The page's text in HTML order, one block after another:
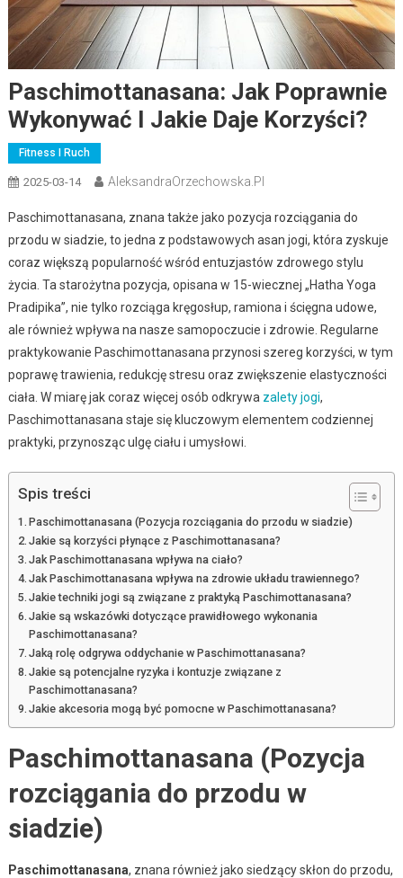
Paschimottanasana: Jak Poprawnie
Wykonywać I Jakie Daje Korzyści?
Fitness I Ruch
2025-03-14 AleksandraOrzechowska.pl
Paschimottanasana, znana także jako pozycja rozciągania do
przodu w siadzie, to jedna z podstawowych asan jogi, która zyskuje
coraz większą popularność wśród entuzjastów zdrowego stylu
życia. Ta starożytna pozycja, opisana w 15-wiecznej „Hatha Yoga
Pradipika”, nie tylko rozciąga kręgosłup, ramiona i ścięgna udowe,
ale również wpływa na nasze samopoczucie i zdrowie. Regularne
praktykowanie Paschimottanasana przynosi szereg korzyści, w tym
poprawę trawienia, redukcję stresu oraz zwiększenie elastyczności
ciała. W miarę jak coraz więcej osób odkrywa zalety jogi,
Paschimottanasana staje się kluczowym elementem codziennej
praktyki, przynosząc ulgę ciału i umysłowi.
Spis treści
Paschimottanasana (Pozycja rozciągania do przodu w siadzie)
Jakie są korzyści płynące z Paschimottanasana?
Jak Paschimottanasana wpływa na ciało?
Jak Paschimottanasana wpływa na zdrowie układu trawiennego?
Jakie techniki jogi są związane z praktyką Paschimottanasana?
Jakie są wskazówki dotyczące prawidłowego wykonania
Paschimottanasana?
Jaką rolę odgrywa oddychanie w Paschimottanasana?
Jakie są potencjalne ryzyka i kontuzje związane z
Paschimottanasana?
Jakie akcesoria mogą być pomocne w Paschimottanasana?
Paschimottanasana (Pozycja
rozciągania do przodu w
siadzie)
Paschimottanasana, znana również jako siedzący skłon do przodu,